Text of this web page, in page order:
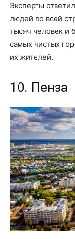
Эксперты
людей по всей
тысяч человек и
самых чистых
их жителей.
10. Пенза